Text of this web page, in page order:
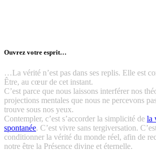
Ouvrez votre esprit…
…La vérité n’est pas dans ses replis. Elle est
Être, au cœur de cet instant.
C’est parce que nous laissons interférer nos
projections mentales que nous ne percevons
trouve sous nos yeux.
Contempler, c’est s’accorder la simplicité de la
spontanée. C’est vivre sans tergiversation.
conditionner la vérité du monde réel, afin de
notre être la Présence divine et éternelle.